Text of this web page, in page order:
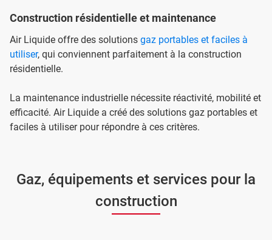
Construction résidentielle et maintenance
Air Liquide offre des solutions gaz portables et faciles à
utiliser, qui conviennent parfaitement à la construction
résidentielle.
La maintenance industrielle nécessite réactivité, mobilité et
efficacité. Air Liquide a créé des solutions gaz portables et
faciles à utiliser pour répondre à ces critères.
Gaz, équipements et services pour la
construction